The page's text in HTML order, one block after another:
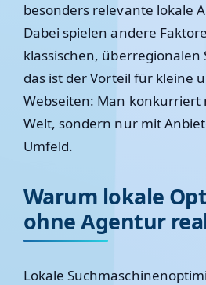
besonders relevante lokale
Dabei spielen andere
klassischen, überregionalen
das ist der Vorteil für kleine
Webseiten: Man konkurriert
Welt, sondern nur mit
Umfeld.
Warum lokale
ohne Agentur
Lokale